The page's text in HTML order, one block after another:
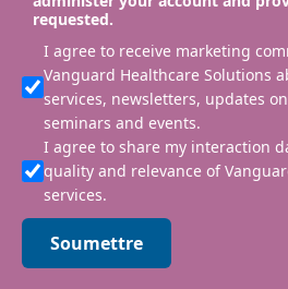
requested.
I agree to receive marketing
Vanguard Healthcare Solutions
services, newsletters, updates
seminars and events.
I agree to share my interaction
quality and relevance of
services.
Soumettre